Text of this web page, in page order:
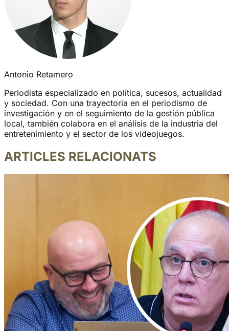
Antonio Retamero
Periodista especializado en política, sucesos, actualidad
y sociedad. Con una trayectoria en el periodismo de
investigación y en el seguimiento de la gestión pública
local, también colabora en el análisis de la industria del
entretenimiento y el sector de los videojuegos.
ARTICLES RELACIONATS